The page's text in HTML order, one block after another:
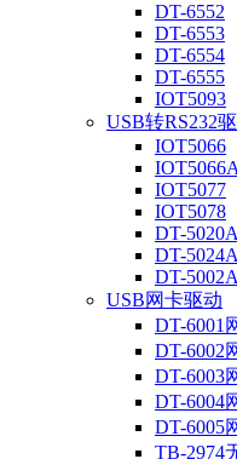
DT-6552
DT-6553
DT-6554
DT-6555
IOT5093
USB转RS232
IOT5066
IOT5066A
IOT5077
IOT5078
DT-
DT-
DT-
USB网卡驱动
DT-6001
DT-6002
DT-6003
DT-6004
DT-6005
TB-2974